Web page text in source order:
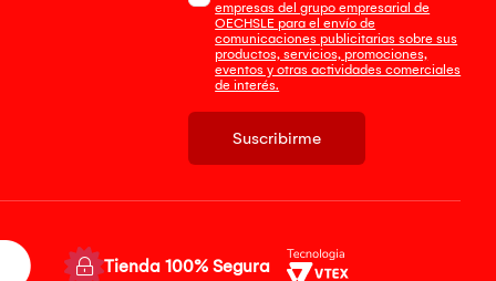
empresas del grupo empresarial de
OECHSLE para el envío de
comunicaciones publicitarias sobre sus
productos, servicios, promociones,
eventos y otras actividades comerciales
de interés.
Suscribirme
Tienda 100% Segura